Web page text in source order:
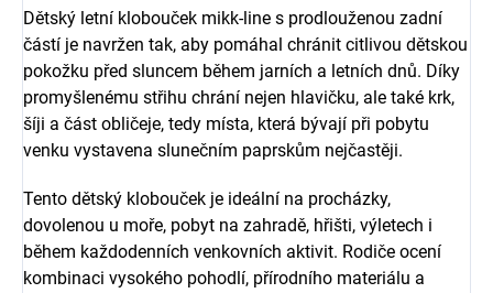
Dětský letní klobouček mikk-line s prodlouženou zadní
částí je navržen tak, aby pomáhal chránit citlivou dětskou
pokožku před sluncem během jarních a letních dnů. Díky
promyšlenému střihu chrání nejen hlavičku, ale také krk,
šíji a část obličeje, tedy místa, která bývají při pobytu
venku vystavena slunečním paprskům nejčastěji.
Tento dětský klobouček je ideální na procházky,
dovolenou u moře, pobyt na zahradě, hřišti, výletech i
během každodenních venkovních aktivit. Rodiče ocení
kombinaci vysokého pohodlí, přírodního materiálu a